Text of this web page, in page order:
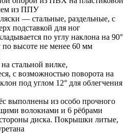
из ППУ
— стальные, раздельные, с
подставкой для ног
по углу наклона на 90°
по высоте не менее 60 мм
стальной вилке,
с возможностью поворота на
под углом 12° для облегчения
выполнены из особо прочного
волокнами и 6 рёбрами
диска. Покрышки литые,